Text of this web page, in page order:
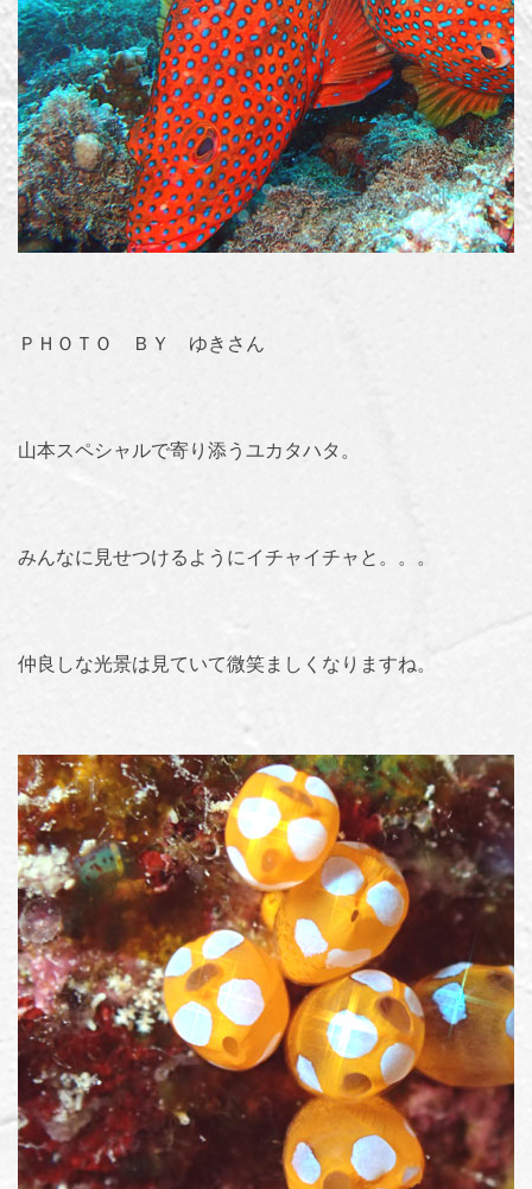
ＰＨＯＴＯ ＢＹ ゆきさん
山本スペシャルで寄り添うユカタハタ。
みんなに見せつけるようにイチャイチャと。。。
仲良しな光景は見ていて微笑ましくなりますね。